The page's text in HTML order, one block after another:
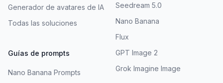
Generador de avatares de IA
Todas las soluciones
Guías de prompts
Nano Banana Prompts
Seedream 5.0
Nano Banana
Flux
GPT Image 2
Grok Imagine Image